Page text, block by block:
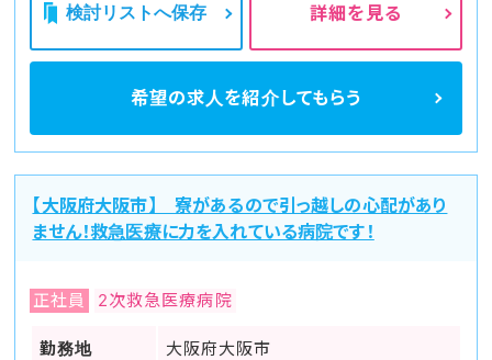
検討リストへ保存 詳細を見る
希望の求人を紹介してもらう
【大阪府大阪市】 寮があるので引っ越しの心配があり
ません！救急医療に力を入れている病院です！
正社員 2次救急医療病院
勤務地 大阪府大阪市